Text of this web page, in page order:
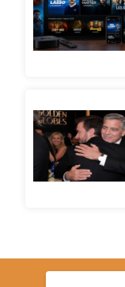
Ricerca